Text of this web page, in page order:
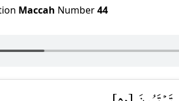
Maccah Number44